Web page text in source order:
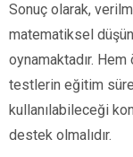
Sonuç olarak,
matematiksel
oynamaktadır.
testlerin eğitim
kullanılabileceği
destek olmalıdır.